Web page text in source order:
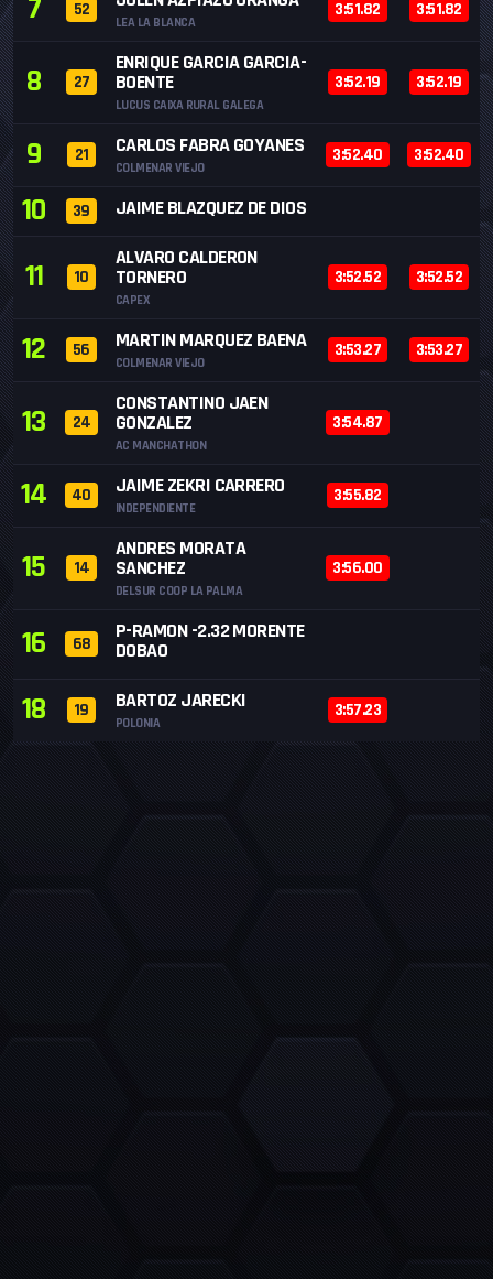
7 52
LEA LA BLANCA
3:51.82 3:51.82
8 27
ENRIQUE GARCIA GARCIA-
BOENTE
LUCUS CAIXA RURAL GALEGA
3:52.19 3:52.19
9 21 CARLOS FABRA GOYANES
COLMENAR VIEJO
3:52.40 3:52.40
10 39 JAIME BLAZQUEZ DE DIOS
11 10
ALVARO CALDERON
TORNERO
CAPEX
3:52.52 3:52.52
12 56 MARTIN MARQUEZ BAENA
COLMENAR VIEJO
3:53.27 3:53.27
13 24
CONSTANTINO JAEN
GONZALEZ
AC MANCHATHON
3:54.87
14 40 JAIME ZEKRI CARRERO
INDEPENDIENTE
3:55.82
15 14
ANDRES MORATA
SANCHEZ
DELSUR COOP LA PALMA
3:56.00
16 68
P-RAMON -2.32 MORENTE
DOBAO
18 19 BARTOZ JARECKI
POLONIA
3:57.23